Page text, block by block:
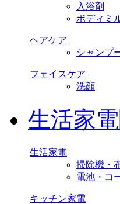
入浴剤 |
ボディミ
ヘアケア
シャンプ
フェイスケア
洗顔
生活家
生活家電
掃除機・
電池・コ
キッチン家電